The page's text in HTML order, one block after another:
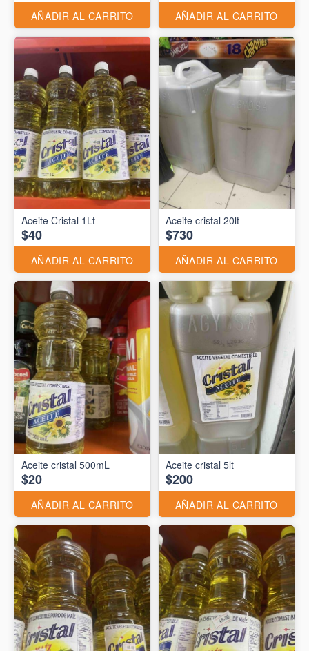
AÑADIR AL CARRITO AÑADIR AL CARRITO
Aceite Cristal 1Lt
$40
AÑADIR AL CARRITO
Aceite cristal 20lt
$730
AÑADIR AL CARRITO
Aceite cristal 500mL
$20
AÑADIR AL CARRITO
Aceite cristal 5lt
$200
AÑADIR AL CARRITO